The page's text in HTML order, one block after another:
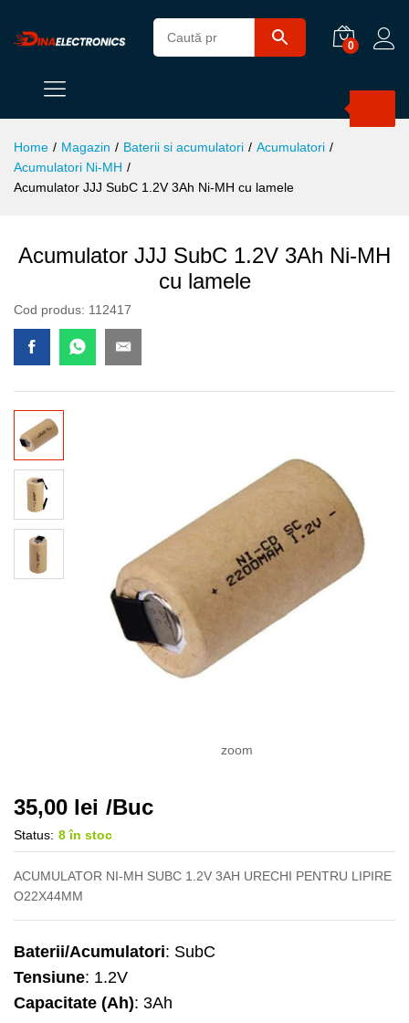
0
Home / Magazin / Baterii si acumulatori / Acumulatori /
Acumulatori Ni-MH /
Acumulator JJJ SubC 1.2V 3Ah Ni-MH cu lamele
Acumulator JJJ SubC 1.2V 3Ah Ni-MH
cu lamele
Cod produs: 112417
zoom
35,00 lei /Buc
Status: 8 în stoc
ACUMULATOR NI-MH SUBC 1.2V 3AH URECHI PENTRU LIPIRE
O22X44MM
Baterii/Acumulatori: SubC
Tensiune: 1.2V
Capacitate (Ah): 3Ah